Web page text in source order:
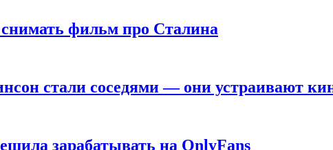
фильм про Сталина
стали соседями — они устраивают
зарабатывать на OnlyFans